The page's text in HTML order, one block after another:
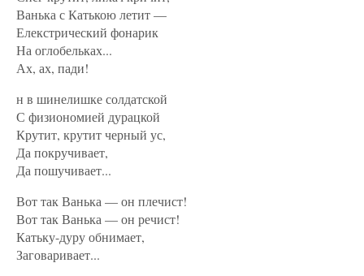
Ванька с Катькою летит —
Елекстрический фонарик
На оглобельках...
Ах, ах, пади!
н в шинелишке солдатской
С физиономией дурацкой
Крутит, крутит черный ус,
Да покручивает,
Да пошучивает...
Вот так Ванька — он плечист!
Вот так Ванька — он речист!
Катьку-дуру обнимает,
Заговаривает...